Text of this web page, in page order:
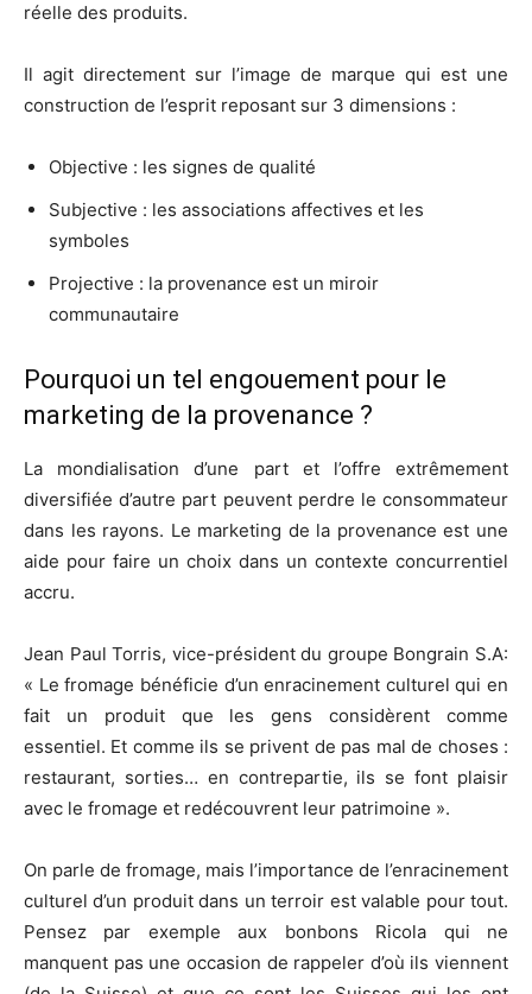
réelle des produits.
Il agit directement sur l’image de marque qui est une
construction de l’esprit reposant sur 3 dimensions :
Objective : les signes de qualité
Subjective : les associations affectives et les
symboles
Projective : la provenance est un miroir
communautaire
Pourquoi un tel engouement pour le
marketing de la provenance ?
La mondialisation d’une part et l’offre extrêmement
diversifiée d’autre part peuvent perdre le consommateur
dans les rayons. Le marketing de la provenance est une
aide pour faire un choix dans un contexte concurrentiel
accru.
Jean Paul Torris, vice-président du groupe Bongrain S.A:
« Le fromage bénéficie d’un enracinement culturel qui en
fait un produit que les gens considèrent comme
essentiel. Et comme ils se privent de pas mal de choses :
restaurant, sorties… en contrepartie, ils se font plaisir
avec le fromage et redécouvrent leur patrimoine ».
On parle de fromage, mais l’importance de l’enracinement
culturel d’un produit dans un terroir est valable pour tout.
Pensez par exemple aux bonbons Ricola qui ne
manquent pas une occasion de rappeler d’où ils viennent